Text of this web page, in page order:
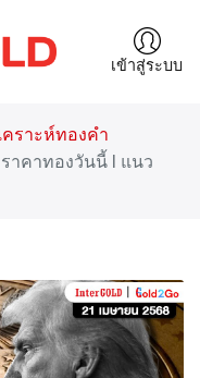
เข้าสู่ระบบ
คราะห์ทองคำ
าคาทองวันนี้ l แนว